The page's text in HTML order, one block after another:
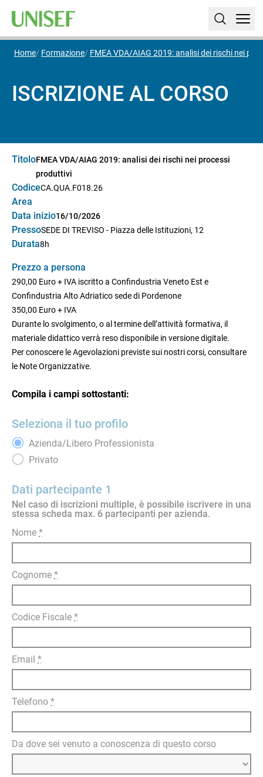
Home Formazione FMEA VDA/AIAG 2019: analisi dei rischi nei
ISCRIZIONE AL CORSO
TitoloFMEA VDA/AIAG 2019: analisi dei rischi nei processi
produttivi
CodiceCA.QUA.F018.26
Area
Data inizio16/10/2026
PressoSEDE DI TREVISO - Piazza delle Istituzioni, 12
Durata8h
Prezzo a persona
290,00 Euro + IVA iscritto a Confindustria Veneto Est e
Confindustria Alto Adriatico sede di Pordenone
350,00 Euro + IVA
Durante lo svolgimento, o al termine dell’attività formativa, il
materiale didattico verrà reso disponibile in versione digitale.
Per conoscere le Agevolazioni previste sui nostri corsi, consultare
le Note Organizzative.
Compila i campi sottostanti:
Seleziona il tuo profilo
Azienda/Libero Professionista
Privato
Dati partecipante 1
Nel caso di iscrizioni multiple, è possibile iscrivere in una
stessa scheda max. 6 partecipanti per azienda.
Nome *
Cognome *
Codice Fiscale *
Email *
Telefono *
Da dove sei venuto a conoscenza di questo corso